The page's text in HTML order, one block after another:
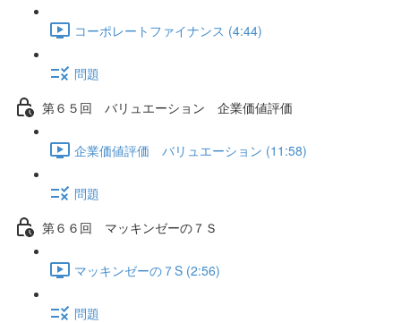
コーポレートファイナンス (4:44)
問題
第６５回 バリュエーション 企業価値評価
企業価値評価 バリュエーション (11:58)
問題
第６６回 マッキンゼーの７Ｓ
マッキンゼーの７S (2:56)
問題